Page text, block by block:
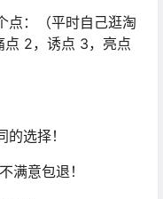
点：（平时自己逛淘
点 2，诱点 3，亮点
选择！
满意包退！